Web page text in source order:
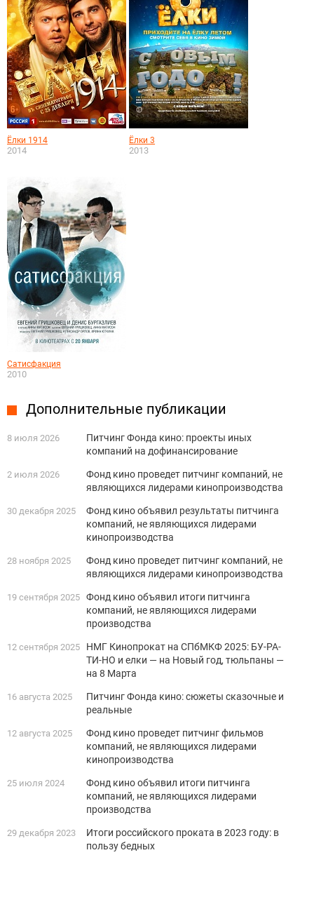
Ёлки 1914
2014
Ёлки 3
2013
Сатисфакция
2010
Дополнительные публикации
8 июля 2026
Питчинг Фонда кино: проекты иных
компаний на дофинансирование
2 июля 2026
Фонд кино проведет питчинг компаний, не
являющихся лидерами кинопроизводства
30 декабря 2025
Фонд кино объявил результаты питчинга
компаний, не являющихся лидерами
кинопроизводства
28 ноября 2025
Фонд кино проведет питчинг компаний, не
являющихся лидерами кинопроизводства
19 сентября 2025 Фонд кино объявил итоги питчинга
компаний, не являющихся лидерами
производства
12 сентября 2025
НМГ Кинопрокат на СПбМКФ 2025: БУ-РА-
ТИ-НО и елки — на Новый год, тюльпаны —
на 8 Марта
16 августа 2025
Питчинг Фонда кино: сюжеты сказочные и
реальные
12 августа 2025
Фонд кино проведет питчинг фильмов
компаний, не являющихся лидерами
кинопроизводства
25 июля 2024
Фонд кино объявил итоги питчинга
компаний, не являющихся лидерами
производства
29 декабря 2023
Итоги российского проката в 2023 году: в
пользу бедных